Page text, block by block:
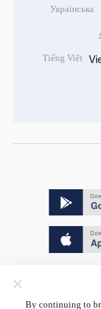
Українська
Tiếng Việt
By continuing to